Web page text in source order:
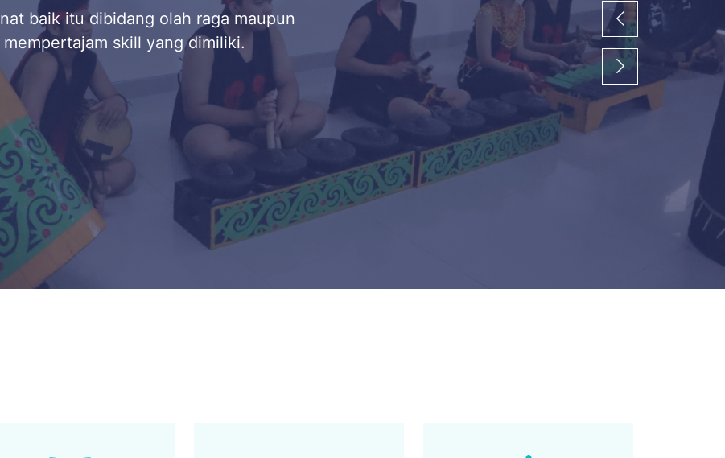
Menguatkan Aksi Sosial dan Moral
Siswa/i dibiasakan dengan bersama-sama mengatasi situasi-situasi sosial.